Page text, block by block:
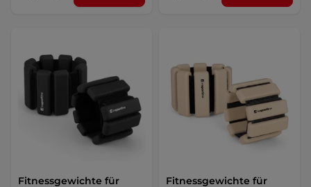
Fitnessgewichte für
Fitnessgewichte für